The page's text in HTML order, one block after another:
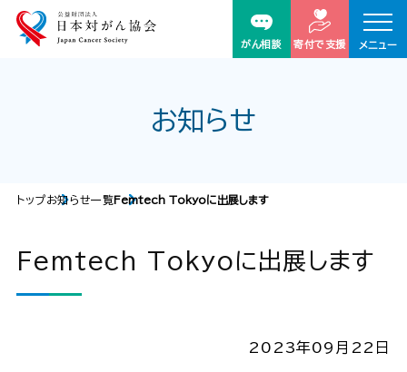
がん相談 寄付で支援 メニュー
お知らせ
トップお知らせ一覧Femtech Tokyoに出展します
Femtech Tokyoに出展します
2023年09月22日